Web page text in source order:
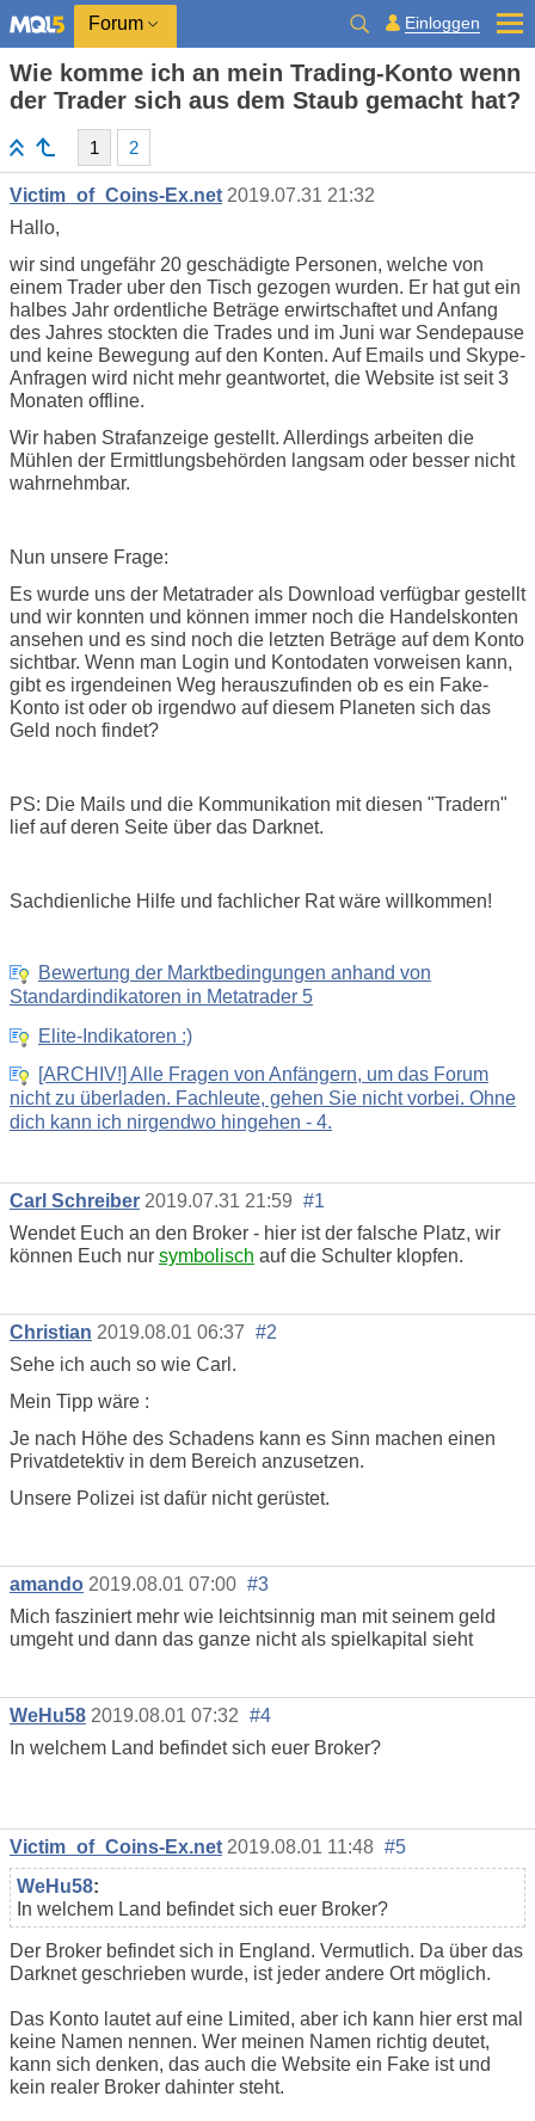
Forum Einloggen
Wie komme ich an mein Trading-Konto wenn
der Trader sich aus dem Staub gemacht hat?
1 2
Victim_of_Coins-Ex.net 2019.07.31 21:32
Hallo,
wir sind ungefähr 20 geschädigte Personen, welche von
einem Trader uber den Tisch gezogen wurden. Er hat gut ein
halbes Jahr ordentliche Beträge erwirtschaftet und Anfang
des Jahres stockten die Trades und im Juni war Sendepause
und keine Bewegung auf den Konten. Auf Emails und Skype-
Anfragen wird nicht mehr geantwortet, die Website ist seit 3
Monaten offline.
Wir haben Strafanzeige gestellt. Allerdings arbeiten die
Mühlen der Ermittlungsbehörden langsam oder besser nicht
wahrnehmbar.
Nun unsere Frage:
Es wurde uns der Metatrader als Download verfügbar gestellt
und wir konnten und können immer noch die Handelskonten
ansehen und es sind noch die letzten Beträge auf dem Konto
sichtbar. Wenn man Login und Kontodaten vorweisen kann,
gibt es irgendeinen Weg herauszufinden ob es ein Fake-
Konto ist oder ob irgendwo auf diesem Planeten sich das
Geld noch findet?
PS: Die Mails und die Kommunikation mit diesen "Tradern"
lief auf deren Seite über das Darknet.
Sachdienliche Hilfe und fachlicher Rat wäre willkommen!
Bewertung der Marktbedingungen anhand von
Standardindikatoren in Metatrader 5
Elite-Indikatoren :)
[ARCHIV!] Alle Fragen von Anfängern, um das Forum
nicht zu überladen. Fachleute, gehen Sie nicht vorbei. Ohne
dich kann ich nirgendwo hingehen - 4.
Carl Schreiber 2019.07.31 21:59 #1
Wendet Euch an den Broker - hier ist der falsche Platz, wir
können Euch nur symbolisch auf die Schulter klopfen.
Christian 2019.08.01 06:37 #2
Sehe ich auch so wie Carl.
Mein Tipp wäre :
Je nach Höhe des Schadens kann es Sinn machen einen
Privatdetektiv in dem Bereich anzusetzen.
Unsere Polizei ist dafür nicht gerüstet.
amando 2019.08.01 07:00 #3
Mich fasziniert mehr wie leichtsinnig man mit seinem geld
umgeht und dann das ganze nicht als spielkapital sieht
WeHu58 2019.08.01 07:32 #4
In welchem Land befindet sich euer Broker?
Victim_of_Coins-Ex.net 2019.08.01 11:48 #5
WeHu58:
In welchem Land befindet sich euer Broker?
Der Broker befindet sich in England. Vermutlich. Da über das
Darknet geschrieben wurde, ist jeder andere Ort möglich.
Das Konto lautet auf eine Limited, aber ich kann hier erst mal
keine Namen nennen. Wer meinen Namen richtig deutet,
kann sich denken, das auch die Website ein Fake ist und
kein realer Broker dahinter steht.